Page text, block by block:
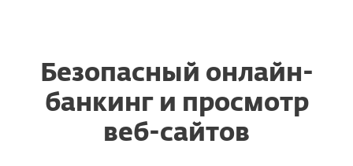
Безопасный онлайн-
банкинг и просмотр
веб-сайтов